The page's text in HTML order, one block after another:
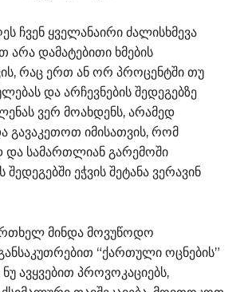
ჩვენ ყველანაირი ძალისხმევა
არა დამატებითი ხმების
რაც ერთ ან ორ პროცენტში თუ
და არჩევნების შედეგებზე
ვერ მოახდენს, არამედ
გავაკეთოთ იმისათვის, რომ
და სამართლიან გარემოში
ეჭვის შეტანა ვერავინ
მინდა მოვუწოდო
“ქართული ოცნების”
ავყვებით პროვოკაციებს,